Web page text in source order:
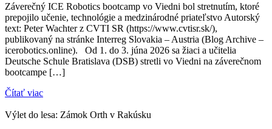
Záverečný ICE Robotics bootcamp vo Viedni bol stretnutím, ktoré
prepojilo učenie, technológie a medzinárodné priateľstvo Autorský
text: Peter Wachter z CVTI SR (https://www.cvtisr.sk/),
publikovaný na stránke Interreg Slovakia – Austria (Blog Archive –
icerobotics.online). Od 1. do 3. júna 2026 sa žiaci a učitelia
Deutsche Schule Bratislava (DSB) stretli vo Viedni na záverečnom
bootcampe […]
Čítať viac
Výlet do lesa: Zámok Orth v Rakúsku